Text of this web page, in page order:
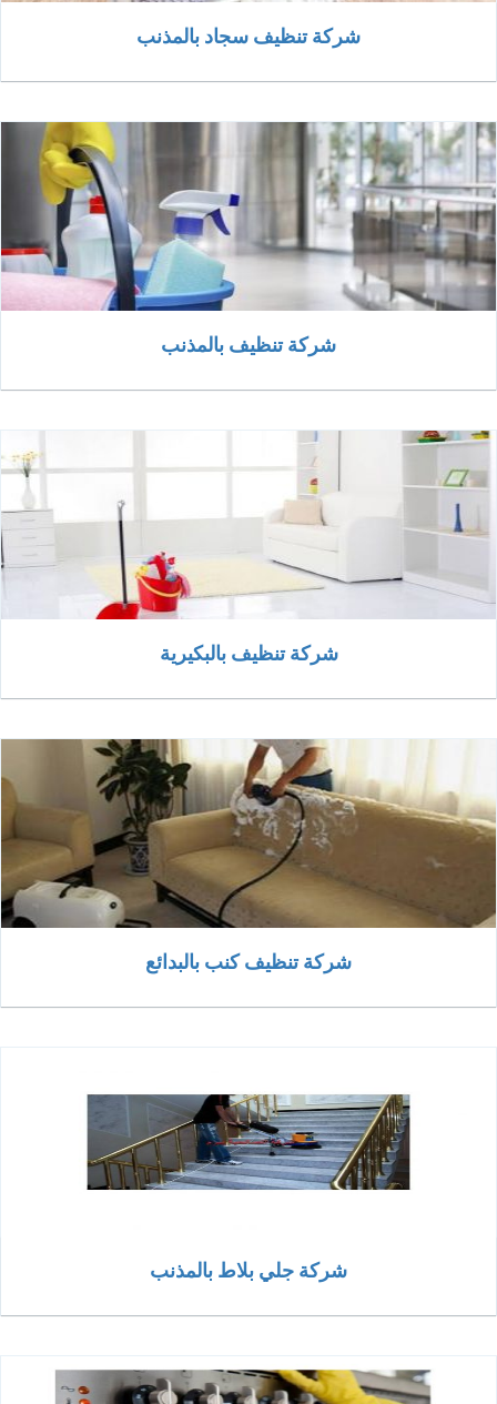
شركة تنظيف سجاد بالمذنب
شركة تنظيف بالمذنب
شركة تنظيف بالبكيرية
شركة تنظيف كنب بالبدائع
شركة جلي بلاط بالمذنب